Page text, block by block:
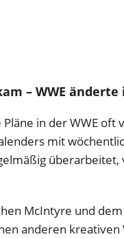
– WWE
in der WWE oft
mit
McIntyre und
anderen kreativen